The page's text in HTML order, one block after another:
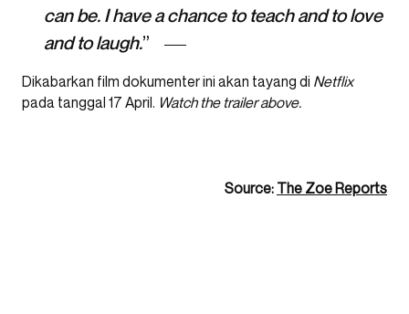
can be. I have a chance to teach and to love
and to laugh.”
Dikabarkan film dokumenter ini akan tayang di Netflix
pada tanggal 17 April. Watch the trailer above.
Source: The Zoe Reports